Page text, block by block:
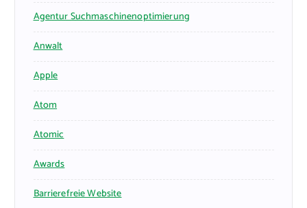
Agentur Suchmaschinenoptimierung
Anwalt
Apple
Atom
Atomic
Awards
Barrierefreie Website